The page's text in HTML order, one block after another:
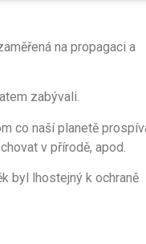
na propagaci a
zabývali.
co naší planetě
v přírodě, apod.
byl lhostejný k ochraně